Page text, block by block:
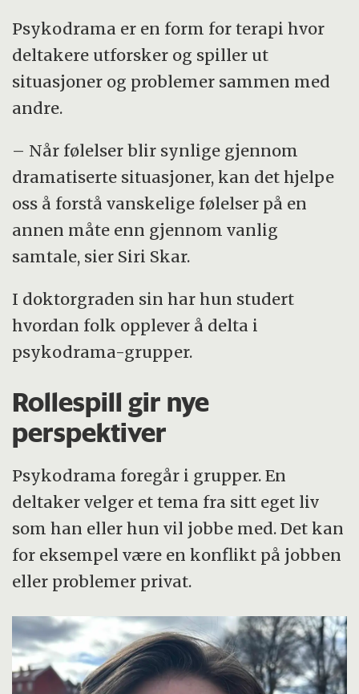
Psykodrama er en form for terapi hvor
deltakere utforsker og spiller ut
situasjoner og problemer sammen med
andre.
– Når følelser blir synlige gjennom
dramatiserte situasjoner, kan det hjelpe
oss å forstå vanskelige følelser på en
annen måte enn gjennom vanlig
samtale, sier Siri Skar.
I doktorgraden sin har hun studert
hvordan folk opplever å delta i
psykodrama-grupper.
Rollespill gir nye
perspektiver
Psykodrama foregår i grupper. En
deltaker velger et tema fra sitt eget liv
som han eller hun vil jobbe med. Det kan
for eksempel være en konflikt på jobben
eller problemer privat.